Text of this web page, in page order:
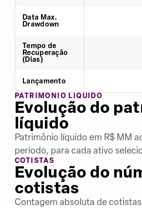
Data Max.
Drawdown
Tempo de
Recuperação
(Dias)
Lançamento
PATRIMÔNIO LÍQUIDO
Evolução do
líquido
Patrimônio líquido em R$ MM
período, para cada ativo
COTISTAS
Evolução do
cotistas
Contagem absoluta de